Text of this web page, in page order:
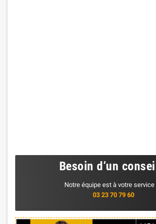
Besoin d’un
Notre équipe est à votre service
03 23 70 79 60